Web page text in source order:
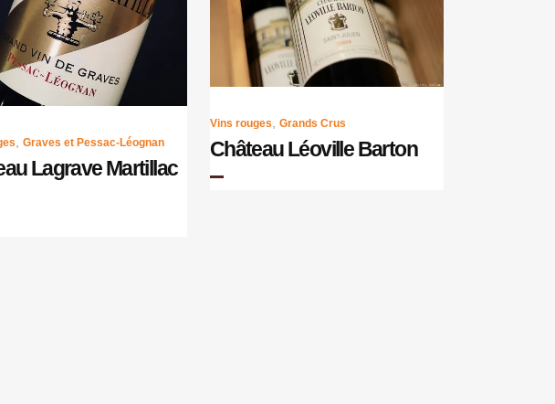
Graves et Pessac-Léognan
Lagrave Martillac
Vins rouges Grands Crus
Château Léoville Barton